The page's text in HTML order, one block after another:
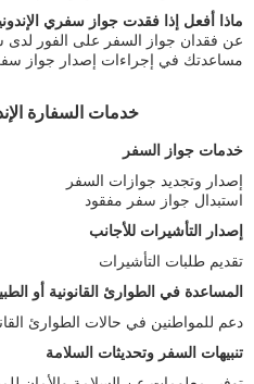
ماذا أفعل إذا فقدت جواز سفري
عن فقدان جواز السفر على الفور لدى
مساعدتك في إجراءات إصدار جواز
خدمات السفارة
خدمات جواز السفر
إصدار وتجديد جوازات السفر
استبدال جواز سفر مفقود
إصدار التأشيرات للأجانب
تقديم طلبات التأشيرات
المساعدة في الطوارئ القانونية أو
دعم للمواطنين في حالات الطوارئ
تنبيهات السفر وتحديثات السلامة